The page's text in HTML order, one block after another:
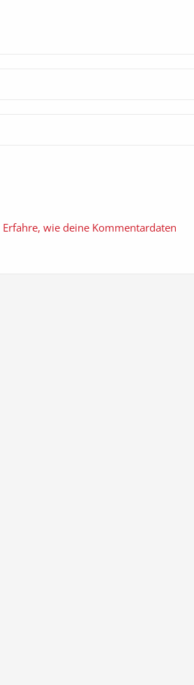
Erfahre, wie deine Kommentardaten